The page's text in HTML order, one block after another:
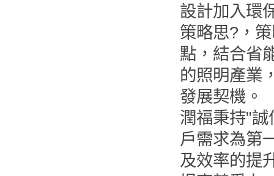
設計加入環
策略思?，
點，結合省
的照明產業
發展契機。
潤福秉持"
戶需求為第
及效率的提